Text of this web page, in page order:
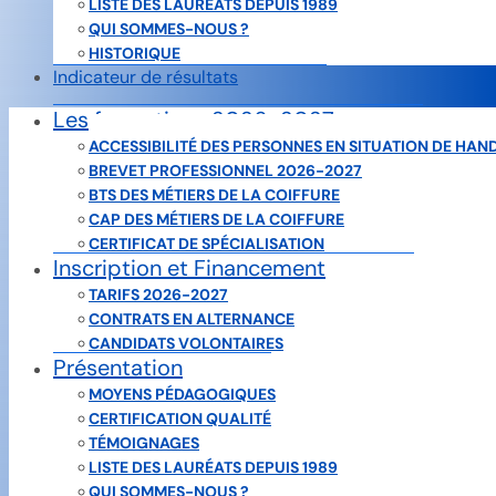
LISTE DES LAURÉATS DEPUIS 1989
QUI SOMMES-NOUS ?
HISTORIQUE
Indicateur de résultats
Les formations 2026-2027
ACCESSIBILITÉ DES PERSONNES EN SITUATION DE
BREVET PROFESSIONNEL 2026-2027
BTS DES MÉTIERS DE LA COIFFURE
CAP DES MÉTIERS DE LA COIFFURE
CERTIFICAT DE SPÉCIALISATION
Inscription et Financement
TARIFS 2026-2027
CONTRATS EN ALTERNANCE
CANDIDATS VOLONTAIRES
Présentation
MOYENS PÉDAGOGIQUES
CERTIFICATION QUALITÉ
TÉMOIGNAGES
LISTE DES LAURÉATS DEPUIS 1989
QUI SOMMES-NOUS ?
Tous nos locaux sont accessibles aux personnes en
situation de handicap: